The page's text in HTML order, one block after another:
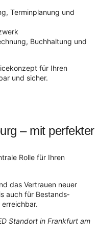
Terminplanung und
Buchhaltung und
für Ihren
und sicher.
– mit perfekter
Rolle für Ihren
das Vertrauen neuer
auch für Bestands­
Standort in Frankfurt am